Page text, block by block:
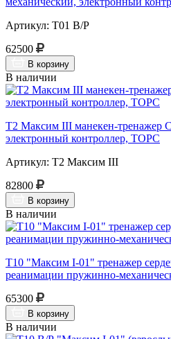
Артикул: Т01 В/Р
62500
В корзину
В наличии
Т2 Максим III манекен-тренажер
электронный контроллер, ТОРС
Артикул: Т2 Максим III
82800
В корзину
В наличии
Т10 "Максим I-01" тренажер
реанимации пружинно-
65300
В корзину
В наличии